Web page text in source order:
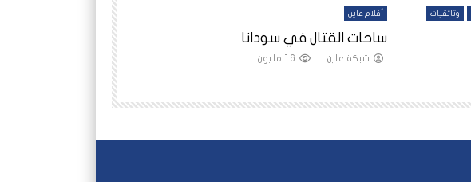
وثائقيات أفلام عاين
ساحات القتال في سودانا
شبكة عاين 1.6 مليون
رانيا مأمون: الثمن